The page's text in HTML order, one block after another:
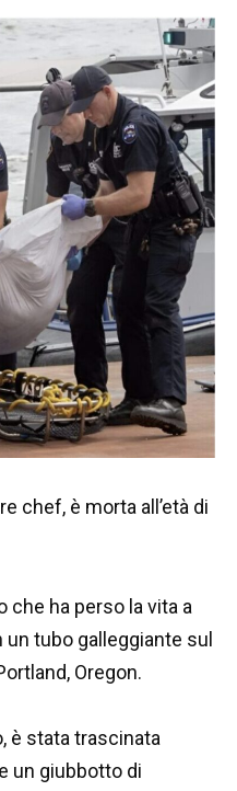
chef, è morta all’età di
che ha perso la vita a
tubo galleggiante sul
Oregon.
è stata trascinata
un giubbotto di